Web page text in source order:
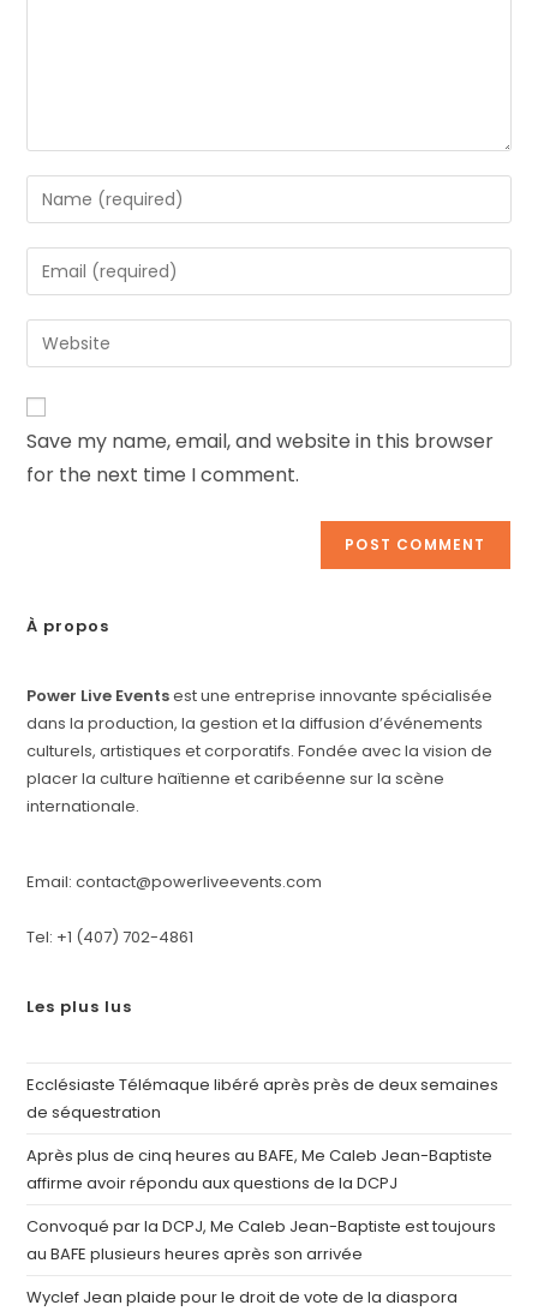
Save my name, email, and website in this browser
for the next time I comment.
À propos
Power Live Eventsest une entreprise innovante spécialisée
dans la production, la gestion et la diffusion d’événements
culturels, artistiques et corporatifs. Fondée avec la vision de
placer la culture haïtienne et caribéenne sur la scène
internationale.
Email: contact@powerliveevents.com
Tel: +1 (407) 702-4861
Les plus lus
Ecclésiaste Télémaque libéré après près de deux semaines
de séquestration
Après plus de cinq heures au BAFE, Me Caleb Jean-Baptiste
affirme avoir répondu aux questions de la DCPJ
Convoqué par la DCPJ, Me Caleb Jean-Baptiste est toujours
au BAFE plusieurs heures après son arrivée
Wyclef Jean plaide pour le droit de vote de la diaspora